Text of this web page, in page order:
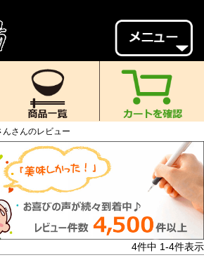
いませ。
ます。
MYクーポン
お気に入り
閲覧履歴
さんのレビュー
4件中 1-4件表示